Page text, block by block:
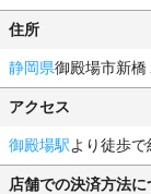
住所
静岡県御殿場市新橋
アクセス
御殿場駅より徒歩で
店舗での決済方法に